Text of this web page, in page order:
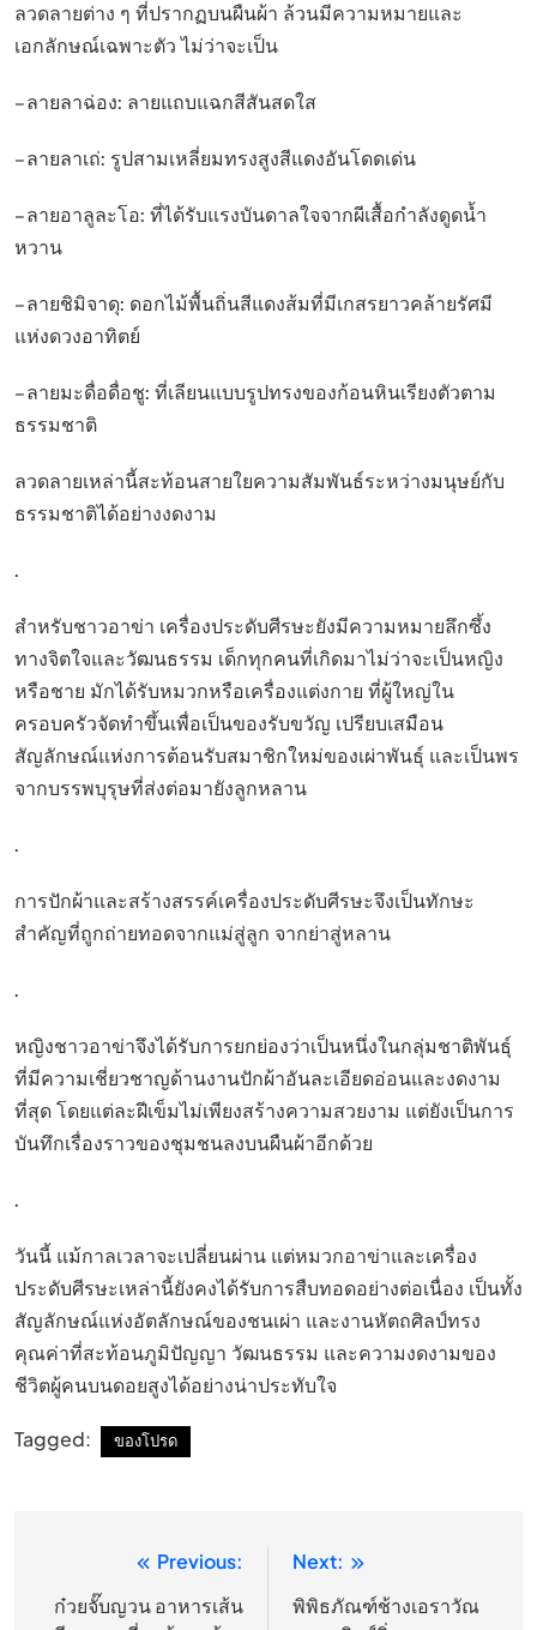
ลวดลายต่าง ๆ ที่ปรากฏบนผืนผ้า ล้วนมีความหมายและ
เอกลักษณ์เฉพาะตัว ไม่ว่าจะเป็น
– ลายลาฉ่อง: ลายแถบแฉกสีสันสดใส
– ลายลาเถ่: รูปสามเหลี่ยมทรงสูงสีแดงอันโดดเด่น
– ลายอาลูละโอ: ที่ได้รับแรงบันดาลใจจากผีเสื้อกำลังดูดน้ำ
หวาน
– ลายชิมิจาดุ: ดอกไม้พื้นถิ่นสีแดงส้มที่มีเกสรยาวคล้ายรัศมี
แห่งดวงอาทิตย์
– ลายมะดื่อดื่อชู: ที่เลียนแบบรูปทรงของก้อนหินเรียงตัวตาม
ธรรมชาติ
ลวดลายเหล่านี้สะท้อนสายใยความสัมพันธ์ระหว่างมนุษย์กับ
ธรรมชาติได้อย่างงดงาม
.
สำหรับชาวอาข่า เครื่องประดับศีรษะยังมีความหมายลึกซึ้ง
ทางจิตใจและวัฒนธรรม เด็กทุกคนที่เกิดมาไม่ว่าจะเป็นหญิง
หรือชาย มักได้รับหมวกหรือเครื่องแต่งกาย ที่ผู้ใหญ่ใน
ครอบครัวจัดทำขึ้นเพื่อเป็นของรับขวัญ เปรียบเสมือน
สัญลักษณ์แห่งการต้อนรับสมาชิกใหม่ของเผ่าพันธุ์ และเป็นพร
จากบรรพบุรุษที่ส่งต่อมายังลูกหลาน
.
การปักผ้าและสร้างสรรค์เครื่องประดับศีรษะจึงเป็นทักษะ
สำคัญที่ถูกถ่ายทอดจากแม่สู่ลูก จากย่าสู่หลาน
.
หญิงชาวอาข่าจึงได้รับการยกย่องว่าเป็นหนึ่งในกลุ่มชาติพันธุ์
ที่มีความเชี่ยวชาญด้านงานปักผ้าอันละเอียดอ่อนและงดงาม
ที่สุด โดยแต่ละฝีเข็มไม่เพียงสร้างความสวยงาม แต่ยังเป็นการ
บันทึกเรื่องราวของชุมชนลงบนผืนผ้าอีกด้วย
.
วันนี้ แม้กาลเวลาจะเปลี่ยนผ่าน แต่หมวกอาข่าและเครื่อง
ประดับศีรษะเหล่านี้ยังคงได้รับการสืบทอดอย่างต่อเนื่อง เป็นทั้ง
สัญลักษณ์แห่งอัตลักษณ์ของชนเผ่า และงานหัตถศิลป์ทรง
คุณค่าที่สะท้อนภูมิปัญญา วัฒนธรรม และความงดงามของ
ชีวิตผู้คนบนดอยสูงได้อย่างน่าประทับใจ
Tagged: ของโปรด
แนะแนว
เรื่อง
Previous:
ก๋วยจั๊บญวน อาหารเส้น
Next:
พิพิธภัณฑ์ช้างเอราวัณ